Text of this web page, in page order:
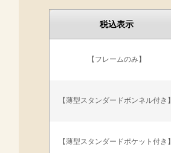
税込表示
【フレームのみ】
【薄型スタンダードボンネル付き】
【薄型スタンダードポケット付き】